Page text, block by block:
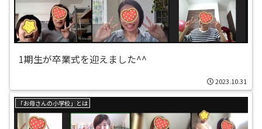
1期生が卒業式を迎えました^^
2023.10.31
「お母さんの小学校」とは